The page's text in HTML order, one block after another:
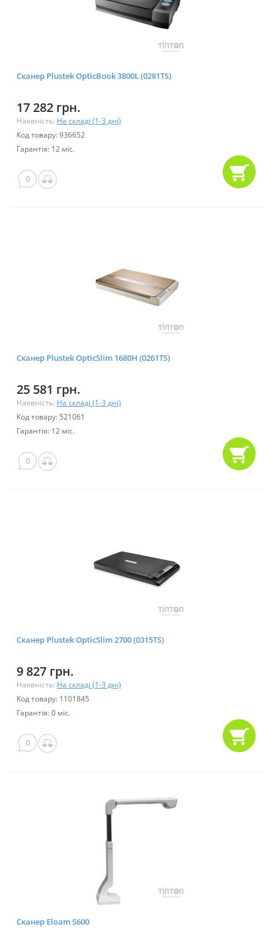
Сканер Plustek OpticBook 3800L (0281TS)
17 282 грн.
Наявність: На складі (1-3 дні)
Код товару: 936652
Гарантія: 12 міс.
0
Сканер Plustek OpticSlim 1680H (0261TS)
25 581 грн.
Наявність: На складі (1-3 дні)
Код товару: 521061
Гарантія: 12 міс.
0
Сканер Plustek OpticSlim 2700 (0315TS)
9 827 грн.
Наявність: На складі (1-3 дні)
Код товару: 1101845
Гарантія: 0 міс.
0
Сканер Eloam S600